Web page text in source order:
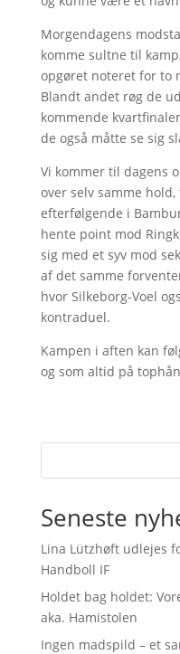
Morgendagens
komme sultne til
opgøret noteret for to
Blandt andet røg de
kommende
de også måtte se sig
Vi kommer til dagens
over selv samme
efterfølgende i
hente point mod
sig med et syv mod
af det samme
hvor Silkeborg-Voel
kontraduel.
Kampen i aften kan
og som altid på
Seneste
Lina Lützhøft udlejes
Handboll IF
Holdet bag holdet:
aka. Hamistolen
Ingen madspild – et